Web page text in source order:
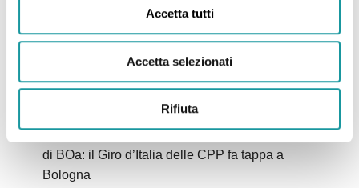
Accetta tutti
Accetta selezionati
Rifiuta
giochi e festa per le famiglie”
Gli articolo di Corriere di Bologna relativo a Giro
di BOa: il Giro d’Italia delle CPP fa tappa a
Bologna